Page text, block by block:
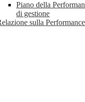
Piano della
di gestione
sulla Performance